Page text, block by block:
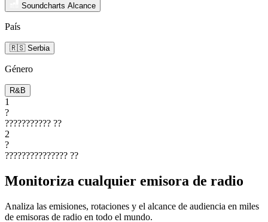
Soundcharts Alcance
País
🇷🇸 Serbia
Género
R&B
1
?
??????????? ??
2
?
??????????????? ??
Monitoriza cualquier emisora de radio
Analiza las emisiones, rotaciones y el alcance de audiencia en miles
de emisoras de radio en todo el mundo.